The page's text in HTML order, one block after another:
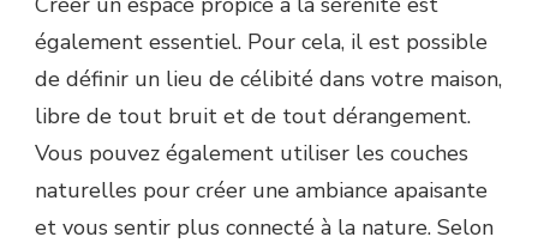
également essentiel. Pour cela, il est possible
de définir un lieu de célibité dans votre maison,
libre de tout bruit et de tout dérangement.
Vous pouvez également utiliser les couches
naturelles pour créer une ambiance apaisante
et vous sentir plus connecté à la nature. Selon